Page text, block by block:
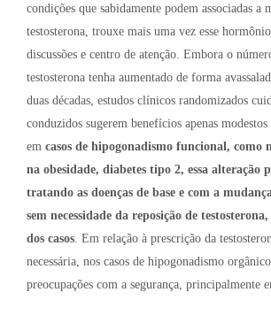
condições que sabidamente podem associadas a
testosterona, trouxe mais uma vez esse
discussões e centro de atenção. Embora o
testosterona tenha aumentado de forma
duas décadas, estudos clínicos randomizados
conduzidos sugerem benefícios apenas
em casos de hipogonadismo funcional, como
na obesidade, diabetes tipo 2, essa alteração
tratando as doenças de base e com a
sem necessidade da reposição de
dos casos. Em relação à prescrição da
necessária, nos casos de hipogonadismo
preocupações com a segurança, principalmente